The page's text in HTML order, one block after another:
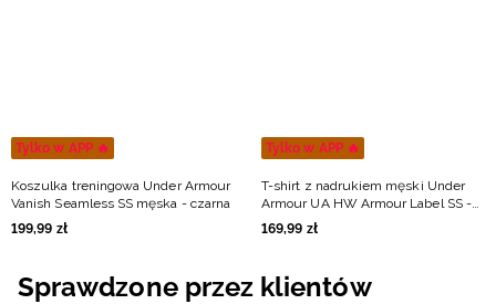
Tylko w APP 🔥
Koszulka treningowa Under Armour
Vanish Seamless SS męska - czarna
199,99 zł
Tylko w APP 🔥
T-shirt z nadrukiem męski Under
Armour UA HW Armour Label SS -
czarny
169,99 zł
Sprawdzone przez klientów